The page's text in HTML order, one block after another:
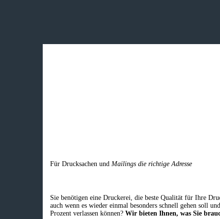
Für Drucksachen und Mailings die richtige Adresse
Sie benötigen eine Druckerei, die beste ­Qualität für Ihre
auch wenn es wieder einmal besonders schnell gehen soll
Prozent verlassen können? Wir bieten Ihnen, was Sie